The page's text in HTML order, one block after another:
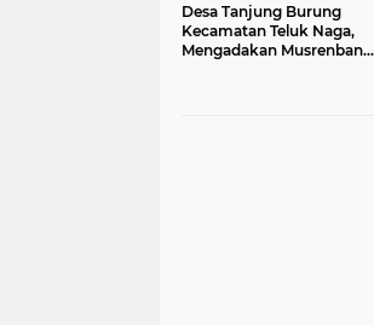
Desa Tanjung Burung
Kecamatan Teluk Naga,
Mengadakan Musrenbang